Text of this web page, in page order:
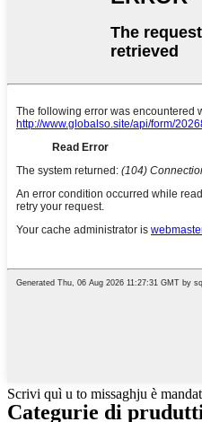
Scrivi quì u to missaghju è
Categurie di